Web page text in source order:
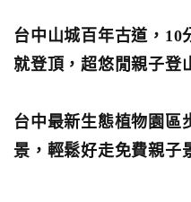
台中山城百年古道，10
就登頂，超悠閒親子登
台中最新生態植物園區
景，輕鬆好走免費親子